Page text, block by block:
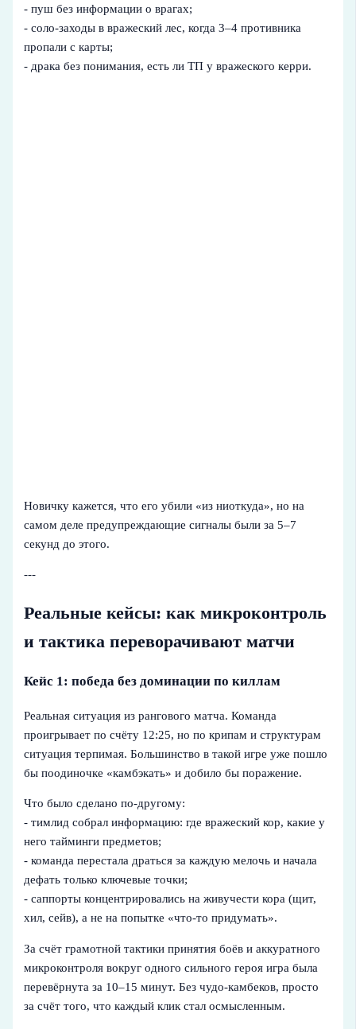
- пуш без информации о врагах;
- соло-заходы в вражеский лес, когда 3–4 противника
пропали с карты;
- драка без понимания, есть ли TП у вражеского керри.
Новичку кажется, что его убили «из ниоткуда», но на
самом деле предупреждающие сигналы были за 5–7
секунд до этого.
---
Реальные кейсы: как микроконтроль
и тактика переворачивают матчи
Кейс 1: победа без доминации по киллам
Реальная ситуация из рангового матча. Команда
проигрывает по счёту 12:25, но по крипам и структурам
ситуация терпимая. Большинство в такой игре уже пошло
бы поодиночке «камбэкать» и добило бы поражение.
Что было сделано по-другому:
- тимлид собрал информацию: где вражеский кор, какие у
него тайминги предметов;
- команда перестала драться за каждую мелочь и начала
дефать только ключевые точки;
- саппорты концентрировались на живучести кора (щит,
хил, сейв), а не на попытке «что-то придумать».
За счёт грамотной тактики принятия боёв и аккуратного
микроконтроля вокруг одного сильного героя игра была
перевёрнута за 10–15 минут. Без чудо-камбеков, просто
за счёт того, что каждый клик стал осмысленным.